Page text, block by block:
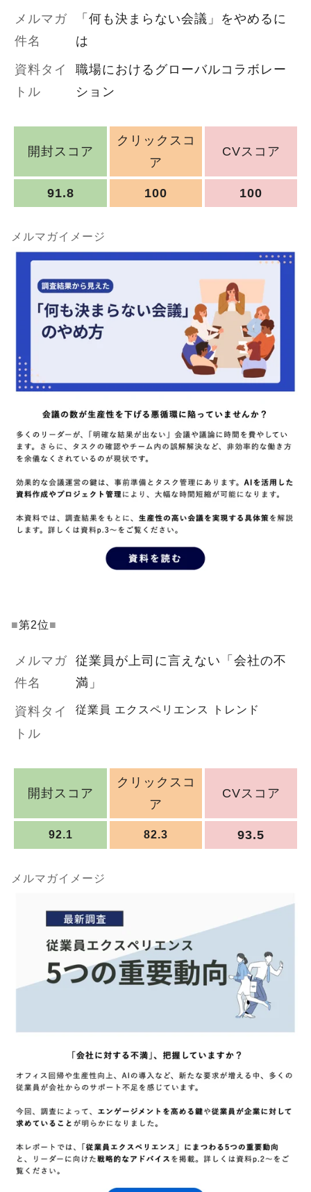
メルマガ
件名
「何も決まらない会議」をやめるに
は
資料タイ
トル
職場におけるグローバルコラボレー
ション
開封スコア
クリックスコ
ア
CVスコア
91.8 100 100
メルマガイメージ
■第2位■
メルマガ
件名
従業員が上司に言えない「会社の不
満」
資料タイ
トル
従業員 エクスペリエンス トレンド
開封スコア
クリックスコ
ア
CVスコア
92.1 82.3 93.5
メルマガイメージ